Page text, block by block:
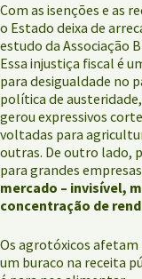
Com as isenções e as
o Estado deixa de
estudo da Associação
Essa injustiça fiscal é
para desigualdade no
política de
gerou expressivos
voltadas para
outras. De outro lado,
para grandes
mercado – invisível,
concentração de
Os agrotóxicos afetam
um buraco na receita